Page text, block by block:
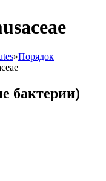
»Порядок
бактерии)